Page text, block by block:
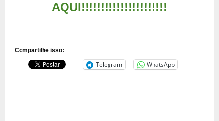
AQUI!!!!!!!!!!!!!!!!!!!!!!
Compartilhe isso:
Telegram WhatsApp